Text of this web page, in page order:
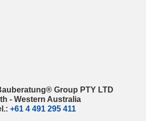
Group PTY LTD
- Western Australia
+61 4 491 295 411